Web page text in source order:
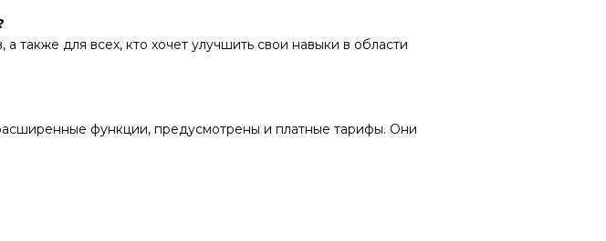
также для всех, кто хочет улучшить свои навыки в области
функции, предусмотрены и платные тарифы. Они